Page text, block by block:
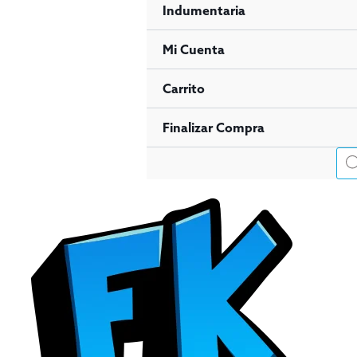
Indumentaria
Mi Cuenta
Carrito
Finalizar Compra
de